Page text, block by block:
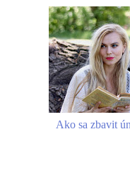
Ako sa zbavit